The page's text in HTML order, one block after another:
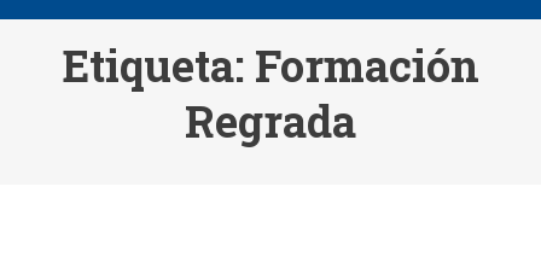
Etiqueta: Formación
Regrada